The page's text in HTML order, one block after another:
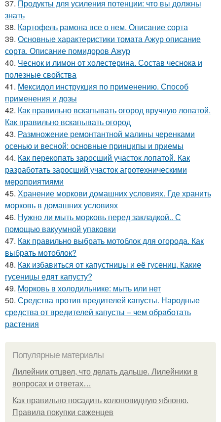
37. Продукты для усиления потенции: что вы должны
знать
38. Картофель рамона все о нем. Описание сорта
39. Основные характеристики томата Ажур описание
сорта. Описание помидоров Ажур
40. Чеснок и лимон от холестерина. Состав чеснока и
полезные свойства
41. Мексидол инструкция по применению. Способ
применения и дозы
42. Как правильно вскапывать огород вручную лопатой.
Как правильно вскапывать огород
43. Размножение ремонтантной малины черенками
осенью и весной: основные принципы и приемы
44. Как перекопать заросший участок лопатой. Как
разработать заросший участок агротехническими
мероприятиями
45. Хранение моркови домашних условиях. Где хранить
морковь в домашних условиях
46. Нужно ли мыть морковь перед закладкой.. С
помощью вакуумной упаковки
47. Как правильно выбрать мотоблок для огорода. Как
выбрать мотоблок?
48. Как избавиться от капустницы и её гусениц. Какие
гусеницы едят капусту?
49. Морковь в холодильнике: мыть или нет
50. Средства против вредителей капусты. Народные
средства от вредителей капусты – чем обработать
растения
Популярные материалы
Лилейник отцвел, что делать дальше. Лилейники в
вопросах и ответах…
Как правильно посадить колоновидную яблоню.
Правила покупки саженцев